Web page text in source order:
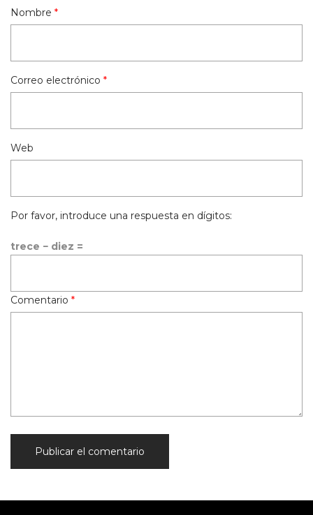
Nombre *
Correo electrónico *
Web
Por favor, introduce una respuesta en dígitos:
trece − diez =
Comentario *